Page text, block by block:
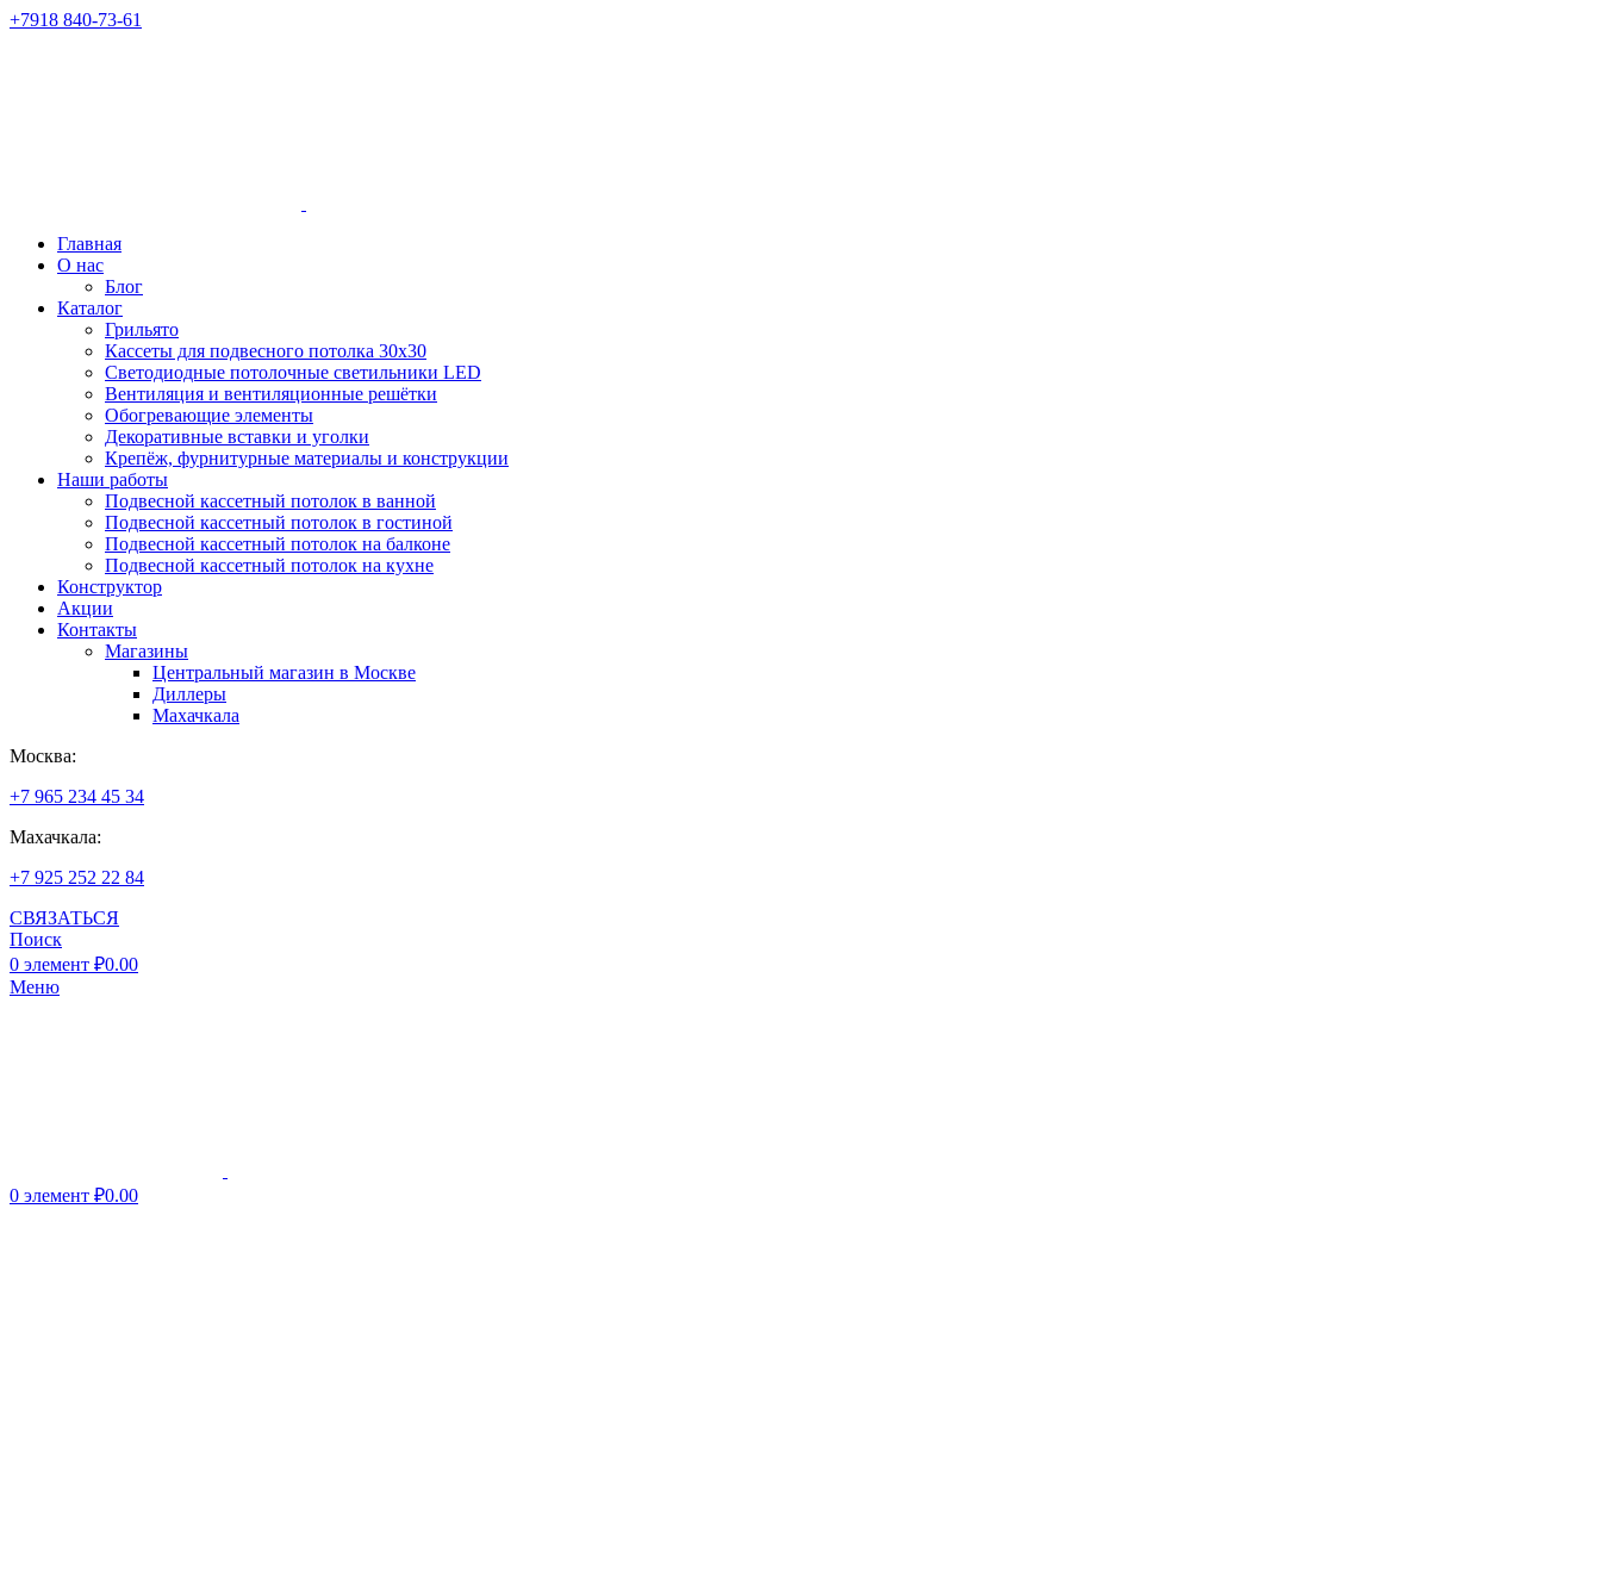
+7918 840-73-61
Главная
О нас
Блог
Каталог
Грильято
Кассеты для подвесного потолка 30х30
Светодиодные потолочные светильники LED
Вентиляция и вентиляционные решётки
Обогревающие элементы
Декоративные вставки и уголки
Крепёж, фурнитурные материалы и конструкции
Наши работы
Подвесной кассетный потолок в ванной
Подвесной кассетный потолок в гостиной
Подвесной кассетный потолок на балконе
Подвесной кассетный потолок на кухне
Конструктор
Акции
Контакты
Магазины
Центральный магазин в Москве
Диллеры
Махачкала
Москва:
+7 965 234 45 34
Махачкала:
+7 925 252 22 84
СВЯЗАТЬСЯ
Поиск
0 элемент ₽0.00
Меню
0 элемент ₽0.00